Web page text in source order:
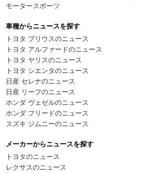
モータースポーツ
車種からニュースを探す
トヨタ プリウスのニュース
トヨタ アルファードのニュース
トヨタ ヤリスのニュース
トヨタ シエンタのニュース
日産 セレナのニュース
日産 リーフのニュース
ホンダ ヴェゼルのニュース
ホンダ フリードのニュース
スズキ ジムニーのニュース
メーカーからニュースを探す
トヨタのニュース
レクサスのニュース